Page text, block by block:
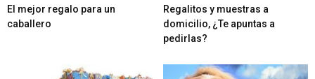
El mejor regalo para un
caballero
Regalitos y muestras a
domicilio, ¿Te apuntas a
pedirlas?